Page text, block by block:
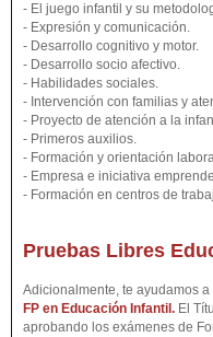
- El juego infantil y su
- Expresión y comunicación.
- Desarrollo cognitivo y motor.
- Desarrollo socio afectivo.
- Habilidades sociales.
- Intervención con familias y
- Proyecto de atención a la
- Primeros auxilios.
- Formación y orientación
- Empresa e iniciativa
- Formación en centros de
Pruebas Libres
Adicionalmente, te ayudamos
FP en Educación Infantil. El
aprobando los exámenes de